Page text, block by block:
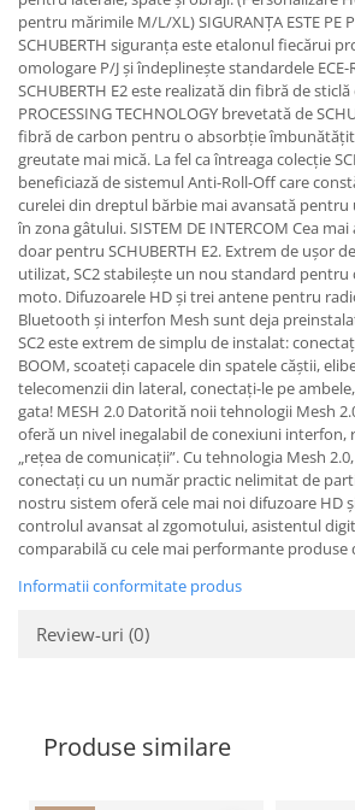
pentru mărimile M/L/XL) SIGURANȚA ESTE PE
SCHUBERTH siguranța este etalonul fiecărui
omologare P/J și îndeplinește standardele ECE-
SCHUBERTH E2 este realizată din fibră de sticlă
PROCESSING TECHNOLOGY brevetată de
fibră de carbon pentru o absorbție
greutate mai mică. La fel ca întreaga colecție
beneficiază de sistemul Anti-Roll-Off care
curelei din dreptul bărbie mai avansată
în zona gâtului. SISTEM DE INTERCOM Cea
doar pentru SCHUBERTH E2. Extrem de ușor
utilizat, SC2 stabilește un nou standard
moto. Difuzoarele HD și trei antene pentru
Bluetooth și interfon Mesh sunt deja
SC2 este extrem de simplu de instalat:
BOOM, scoateți capacele din spatele căștii,
telecomenzii din lateral, conectați-le pe
gata! MESH 2.0 Datorită noii tehnologii Mesh
oferă un nivel inegalabil de conexiuni
„rețea de comunicații”. Cu tehnologia Mesh
conectați cu un număr practic nelimitat de
nostru sistem oferă cele mai noi difuzoare HD
controlul avansat al zgomotului, asistentul
comparabilă cu cele mai performante produse
Informatii conformitate produs
Review-uri (0)
Produse similare